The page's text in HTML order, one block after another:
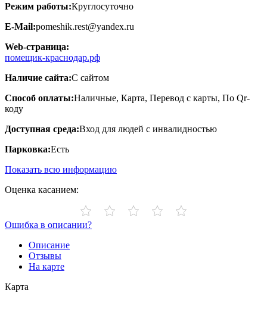
Режим работы:Круглосуточно
E-Mail:pomeshik.rest@yandex.ru
Web-страница:
помещик-краснодар.рф
Наличие сайта:С сайтом
Способ оплаты:Наличные, Карта, Перевод с карты, По Qr-
коду
Доступная среда:Вход для людей с инвалидностью
Парковка:Есть
Показать всю информацию
Оценка касанием:
Ошибка в описании?
Описание
Отзывы
На карте
Карта